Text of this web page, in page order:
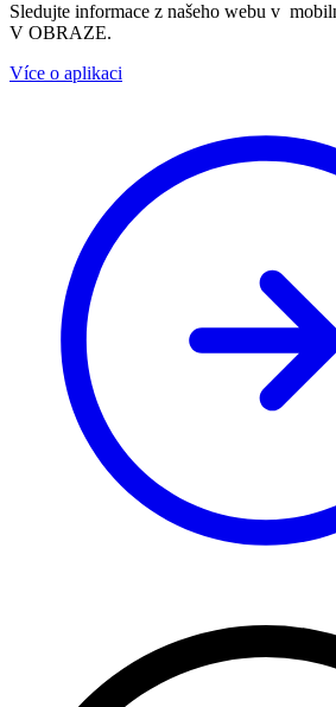
Sledujte informace z našeho webu v
V OBRAZE.
Více o aplikaci